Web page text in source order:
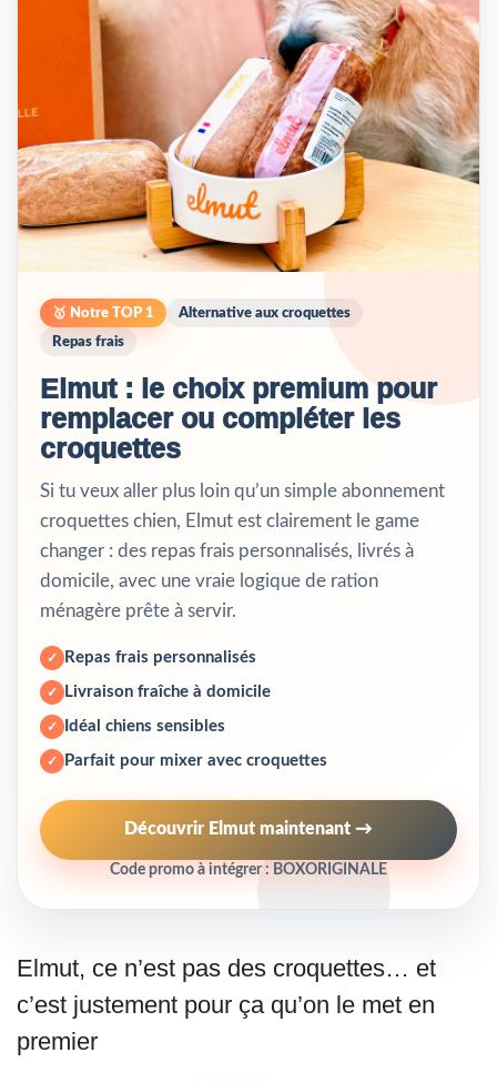
🥇 Notre TOP 1 Alternative aux croquettes
Repas frais
Elmut : le choix premium pour
remplacer ou compléter les
croquettes
Si tu veux aller plus loin qu’un simple abonnement
croquettes chien, Elmut est clairement le game
changer : des repas frais personnalisés, livrés à
domicile, avec une vraie logique de ration
ménagère prête à servir.
Repas frais personnalisés
Livraison fraîche à domicile
Idéal chiens sensibles
Parfait pour mixer avec croquettes
Découvrir Elmut maintenant →
Code promo à intégrer : BOXORIGINALE
Elmut, ce n’est pas des croquettes… et
c’est justement pour ça qu’on le met en
premier